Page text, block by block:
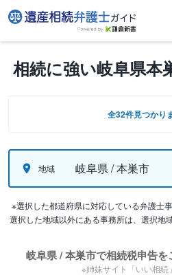
相続に強い岐阜県本
全32件見つかり
地域 岐阜県 / 本巣市
※選択した都道府県に対応している弁護士
選択した地域以外にある事務所は、選択地
岐阜県 / 本巣市で相続税申告
※姉妹サイト「いい相続